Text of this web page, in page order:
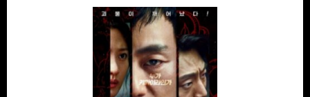
эффективных следователей в городе. Умен и
проницателен, обладает незаурядными аналитическими
способностями и цепким взглядом. Способен к
парадоксальному мышлению. А еще он принимает смерти
многих людей, как личную трагедию, что его
дополнительно мотивирует.
Ю Чжин – профессиональный психолог, штатный
профайлер полиции. Ранее работала в США, находясь в